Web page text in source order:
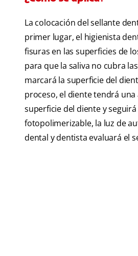
La colocación del sellante
primer lugar, el higienista
fisuras en las superficies de
para que la saliva no cubra
marcará la superficie del
proceso, el diente tendrá
superficie del diente y
fotopolimerizable, la luz de
dental y dentista evaluará el